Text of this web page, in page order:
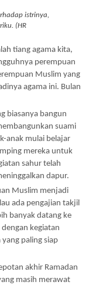
istrinya,
(HR
tiang agama kita,
perempuan
Muslim yang
agama ini. Bulan
biasanya bangun
suami
anak mulai belajar
mereka untuk
sahur telah
dapur.
Muslim menjadi
ada pengajian takjil
banyak datang ke
kegiatan
paling siap
akhir Ramadan
masih merawat